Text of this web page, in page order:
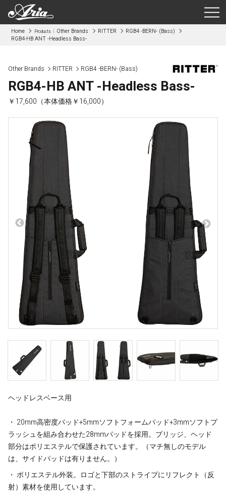
Home Products Other Brands RITTER
RGB4 -BERN- (Bass)
RGB4-HB ANT -Headless Bass-
Other Brands RITTER RGB4 -BERN- (Bass)
RGB4-HB ANT -Headless Bass-
￥17,600（本体価格￥16,000）
ヘッドレスベース用
・ 20mm高密度パッド+5mmソフトフォームパッド+3mmソフトプ
ラッシュを組み合わせた28mmパッドを採用。ブリッジ、ヘッド
部分はポリエステルで保護されています。（マチ無しのモデル
は、サイドパッドは有りません。）
・ ポリエステル外装。ロゴと下部のストライプにリフレクト（反
射）素材を使用しています。